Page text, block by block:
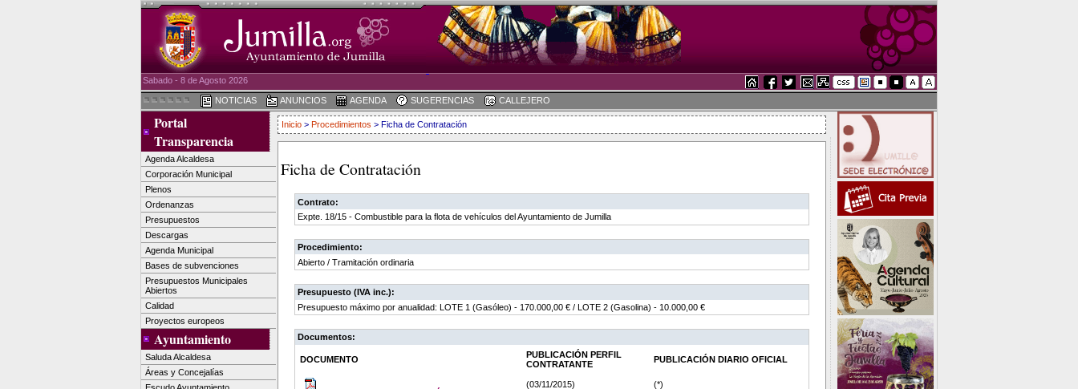
Sabado - 8 de Agosto 2026
NOTICIAS ANUNCIOS AGENDA SUGERENCIAS CALLEJERO
Portal
Transparencia
Agenda Alcaldesa
Corporación Municipal
Plenos
Ordenanzas
Presupuestos
Descargas
Agenda Municipal
Bases de subvenciones
Presupuestos Municipales
Abiertos
Calidad
Proyectos europeos
Ayuntamiento
Saluda Alcaldesa
Áreas y Concejalías
Inicio > Procedimientos > Ficha de Contratación
Ficha de Contratación
Contrato:
Expte. 18/15 - Combustible para la flota de vehículos del Ayuntamiento de Jumilla
Procedimiento:
Abierto / Tramitación ordinaria
Presupuesto (IVA inc.):
Presupuesto máximo por anualidad: LOTE 1 (Gasóleo) - 170.000,00 € / LOTE 2 (Gasolina) - 10.000,00 €
Documentos:
DOCUMENTO
PUBLICACIÓN PERFIL
CONTRATANTE
PUBLICACIÓN DIARIO OFICIAL
(03/11/2015) (*)